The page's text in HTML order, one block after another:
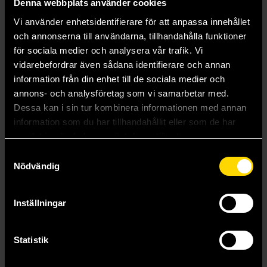
Denna webbplats använder cookies
Vi använder enhetsidentifierare för att anpassa innehållet
och annonserna till användarna, tillhandahålla funktioner
för sociala medier och analysera vår trafik. Vi
vidarebefordrar även sådana identifierare och annan
information från din enhet till de sociala medier och
annons- och analysföretag som vi samarbetar med.
Dessa kan i sin tur kombinera informationen med annan
information som du har tillhandahållit eller som de har
samlat in när du har använt deras tjänster.
Nödvändig
Inställningar
Statistik
Single Vinyl Sticker - Princess Tuvstarr by John Bauer
John Bauer
49 kr
Beställ
Lovecraft
299 kr
Beställ